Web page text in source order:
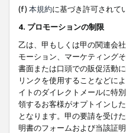
(f) 本規約に基づき許可されて
4. プロモーションの制限
乙は、甲もしくは甲の関連会
モーション、マーケティング
書面または口頭での販促活動
リンクを使用することなどに
イトのダイレクトメールに特
領するお客様がオプトインし
となります。甲の要請を受け
明書のフォームおよび当該証